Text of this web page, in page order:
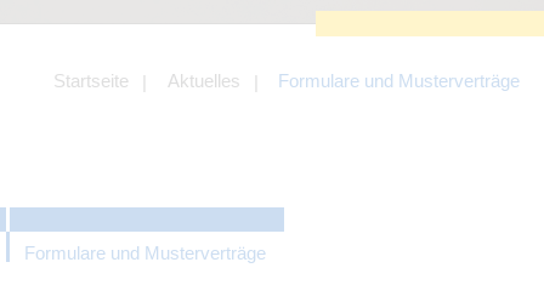
Startseite Aktuelles Formulare und Musterverträge
Formulare und Musterverträge
Angebotes einschließlich der
Angeboten von z.B. Facebook und
LinkedIn.
können.